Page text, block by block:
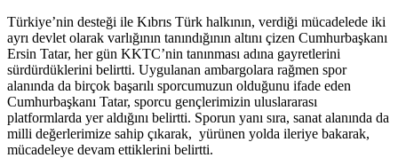
Türkiye’nin desteği ile Kıbrıs Türk halkının, verdiği mücadelede iki
ayrı devlet olarak varlığının tanındığının altını çizen Cumhurbaşkanı
Ersin Tatar, her gün KKTC’nin tanınması adına gayretlerini
sürdürdüklerini belirtti. Uygulanan ambargolara rağmen spor
alanında da birçok başarılı sporcumuzun olduğunu ifade eden
Cumhurbaşkanı Tatar, sporcu gençlerimizin uluslararası
platformlarda yer aldığını belirtti. Sporun yanı sıra, sanat alanında da
milli değerlerimize sahip çıkarak, yürünen yolda ileriye bakarak,
mücadeleye devam ettiklerini belirtti.